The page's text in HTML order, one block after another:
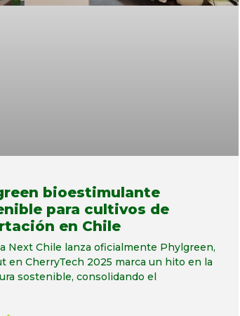
bioestimulante
para cultivos de
en Chile
Next Chile lanza oficialmente Phylgreen,
en CherryTech 2025 marca un hito en la
sostenible, consolidando el